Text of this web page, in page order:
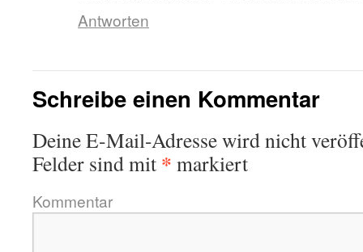
Antworten
Schreibe einen Kommentar
Deine E-Mail-Adresse wird nicht
Felder sind mit * markiert
Kommentar